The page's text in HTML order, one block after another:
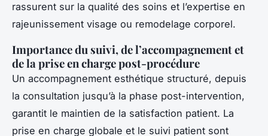
rassurent sur la qualité des soins et l’expertise en
rajeunissement visage ou remodelage corporel.
Importance du suivi, de l’accompagnement et
de la prise en charge post-procédure
Un accompagnement esthétique structuré, depuis
la consultation jusqu’à la phase post-intervention,
garantit le maintien de la satisfaction patient. La
prise en charge globale et le suivi patient sont